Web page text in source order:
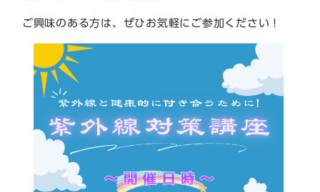
ご興味のある方は、ぜひお気軽にご参加ください！